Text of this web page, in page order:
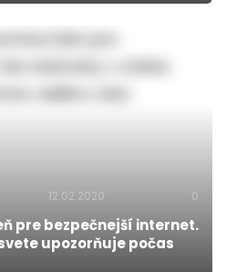
12.02.2020 0
pre bezpečnejší internet.
upozorňuje počas